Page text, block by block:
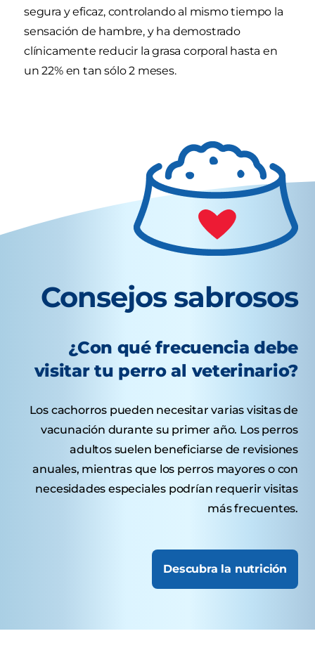
segura y eficaz, controlando al mismo tiempo la
sensación de hambre, y ha demostrado
clínicamente reducir la grasa corporal hasta en
un 22% en tan sólo 2 meses.
Consejos sabrosos
¿Con qué frecuencia debe
visitar tu perro al veterinario?
Los cachorros pueden necesitar varias visitas de
vacunación durante su primer año. Los perros
adultos suelen beneficiarse de revisiones
anuales, mientras que los perros mayores o con
necesidades especiales podrían requerir visitas
más frecuentes.
Descubra la nutrición